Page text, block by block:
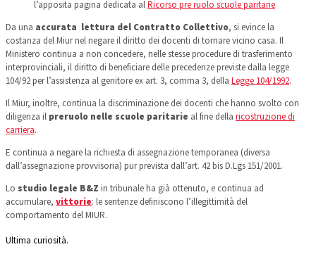
l’apposita pagina dedicata alRicorso pre ruolo scuole paritarie
Da una accurata lettura del Contratto Collettivo, si evince la
costanza del Miur nel negare il diritto dei docenti di tornare vicino casa. Il
Ministero continua a non concedere, nelle stesse procedure di trasferimento
interprovinciali, il diritto di beneficiare delle precedenze previste dalla legge
104/92 per l’assistenza al genitore ex art. 3, comma 3, della Legge 104/1992.
Il Miur, inoltre, continua la discriminazione dei docenti che hanno svolto con
diligenza il preruolo nelle scuole paritarie al fine della ricostruzione di
carriera.
E continua a negare la richiesta di assegnazione temporanea (diversa
dall’assegnazione provvisoria) pur prevista dall’art. 42 bis D.Lgs 151/2001.
Lo studio legale B&Z in tribunale ha già ottenuto, e continua ad
accumulare, vittorie: le sentenze definiscono l’illegittimità del
comportamento del MIUR.
Ultima curiosità.